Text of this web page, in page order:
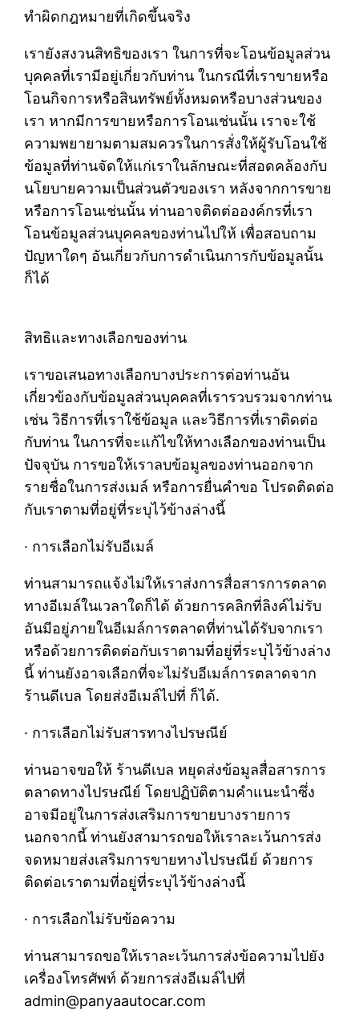
ทำผิดกฎหมายที่เกิดขึ้นจริง
เรายังสงวนสิทธิของเรา ในการที่จะโอนข้อมูลส่วน
บุคคลที่เรามีอยู่เกี่ยวกับท่าน ในกรณีที่เราขายหรือ
โอนกิจการหรือสินทรัพย์ทั้งหมดหรือบางส่วนของ
เรา หากมีการขายหรือการโอนเช่นนั้น เราจะใช้
ความพยายามตามสมควรในการสั่งให้ผู้รับโอนใช้
ข้อมูลที่ท่านจัดให้แก่เราในลักษณะที่สอดคล้องกับ
นโยบายความเป็นส่วนตัวของเรา หลังจากการขาย
หรือการโอนเช่นนั้น ท่านอาจติดต่อองค์กรที่เรา
โอนข้อมูลส่วนบุคคลของท่านไปให้ เพื่อสอบถาม
ปัญหาใดๆ อันเกี่ยวกับการดำเนินการกับข้อมูลนั้น
ก็ได้
สิทธิและทางเลือกของท่าน
เราขอเสนอทางเลือกบางประการต่อท่านอัน
เกี่ยวข้องกับข้อมูลส่วนบุคคลที่เรารวบรวมจากท่าน
เช่น วิธีการที่เราใช้ข้อมูล และวิธีการที่เราติดต่อ
กับท่าน ในการที่จะแก้ไขให้ทางเลือกของท่านเป็น
ปัจจุบัน การขอให้เราลบข้อมูลของท่านออกจาก
รายชื่อในการส่งเมล์ หรือการยื่นคำขอ โปรดติดต่อ
กับเราตามที่อยู่ที่ระบุไว้ข้างล่างนี้
· การเลือกไม่รับอีเมล์
ท่านสามารถแจ้งไม่ให้เราส่งการสื่อสารการตลาด
ทางอีเมล์ในเวลาใดก็ได้ ด้วยการคลิกที่ลิงค์ไม่รับ
อันมีอยู่ภายในอีเมล์การตลาดที่ท่านได้รับจากเรา
หรือด้วยการติดต่อกับเราตามที่อยู่ที่ระบุไว้ข้างล่าง
นี้ ท่านยังอาจเลือกที่จะไม่รับอีเมล์การตลาดจาก
ร้านดีเบล โดยส่งอีเมล์ไปที่ ก็ได้.
· การเลือกไม่รับสารทางไปรษณีย์
ท่านอาจขอให้ ร้านดีเบล หยุดส่งข้อมูลสื่อสารการ
ตลาดทางไปรษณีย์ โดยปฏิบัติตามคำแนะนำซึ่ง
อาจมีอยู่ในการส่งเสริมการขายบางรายการ
นอกจากนี้ ท่านยังสามารถขอให้เราละเว้นการส่ง
จดหมายส่งเสริมการขายทางไปรษณีย์ ด้วยการ
ติดต่อเราตามที่อยู่ที่ระบุไว้ข้างล่างนี้
· การเลือกไม่รับข้อความ
ท่านสามารถขอให้เราละเว้นการส่งข้อความไปยัง
เครื่องโทรศัพท์ ด้วยการส่งอีเมล์ไปที่
admin@panyaautocar.com